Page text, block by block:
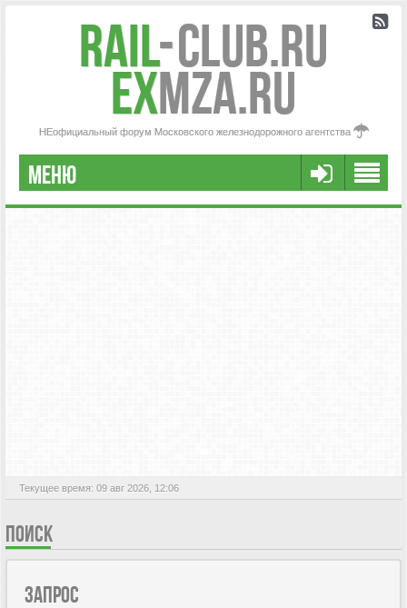
Rail-Club.RU
exMZA.RU
НЕофициальный форум Московского железнодорожного агентства
МЕНЮ
РЕГИСТРАЦИЯ
Текущее время: 09 авг 2026, 12:06
ПОИСК
ЗАПРОС